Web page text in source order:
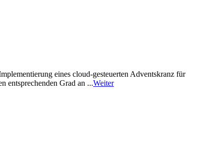
eines cloud-gesteuerten Adventskranz für
entsprechenden Grad an ...Weiter